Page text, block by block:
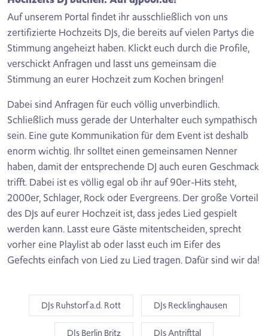
Auf unserem Portal findet ihr ausschließlich von uns
zertifizierte Hochzeits DJs, die bereits auf vielen Partys die
Stimmung angeheizt haben. Klickt euch durch die Profile,
verschickt Anfragen und lasst uns gemeinsam die
Stimmung an eurer Hochzeit zum Kochen bringen!
Dabei sind Anfragen für euch völlig unverbindlich.
Schließlich muss gerade der Unterhalter euch sympathisch
sein. Eine gute Kommunikation für dem Event ist deshalb
enorm wichtig. Ihr solltet einen gemeinsamen Nenner
haben, damit der entsprechende DJ auch euren Geschmack
trifft. Dabei ist es völlig egal ob ihr auf 90er-Hits steht,
2000er, Schlager, Rock oder Evergreens. Der große Vorteil
des DJs auf eurer Hochzeit ist, dass jedes Lied gespielt
werden kann. Lasst eure Gäste mitentscheiden, sprecht
vorher eine Playlist ab oder lasst euch im Eifer des
Gefechts einfach von Lied zu Lied tragen. Dafür sind wir da!
DJs Ruhstorf a.d. Rott DJs Recklinghausen
DJs Berlin Britz DJs Antrifttal